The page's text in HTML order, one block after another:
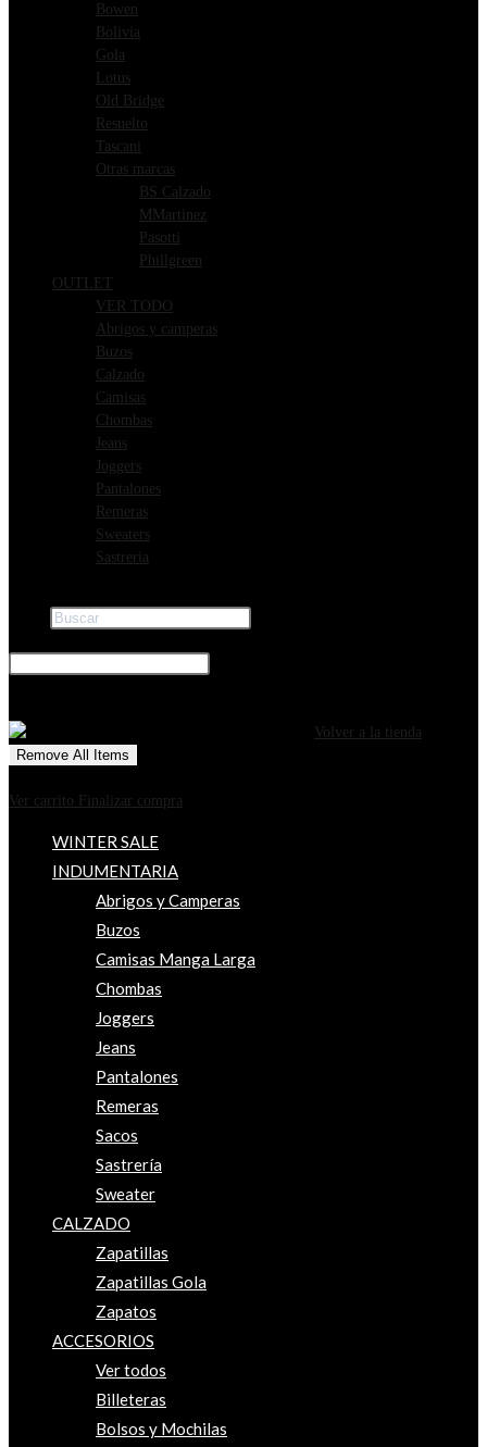
Bowen
Bolivia
Gola
Lotus
Old Bridge
Resuelto
Tascani
Otras marcas
BS Calzado
MMartinez
Pasotti
Phillgreen
OUTLET
VER TODO
Abrigos y camperas
Buzos
Calzado
Camisas
Chombas
Jeans
Joggers
Pantalones
Remeras
Sweaters
Sastreria
Volver a la tienda
Remove All Items
Ver carrito
Finalizar compra
WINTER SALE
INDUMENTARIA
Abrigos y Camperas
Buzos
Camisas Manga Larga
Chombas
Joggers
Jeans
Pantalones
Remeras
Sacos
Sastrería
Sweater
CALZADO
Zapatillas
Zapatillas Gola
Zapatos
ACCESORIOS
Ver todos
Billeteras
Bolsos y Mochilas